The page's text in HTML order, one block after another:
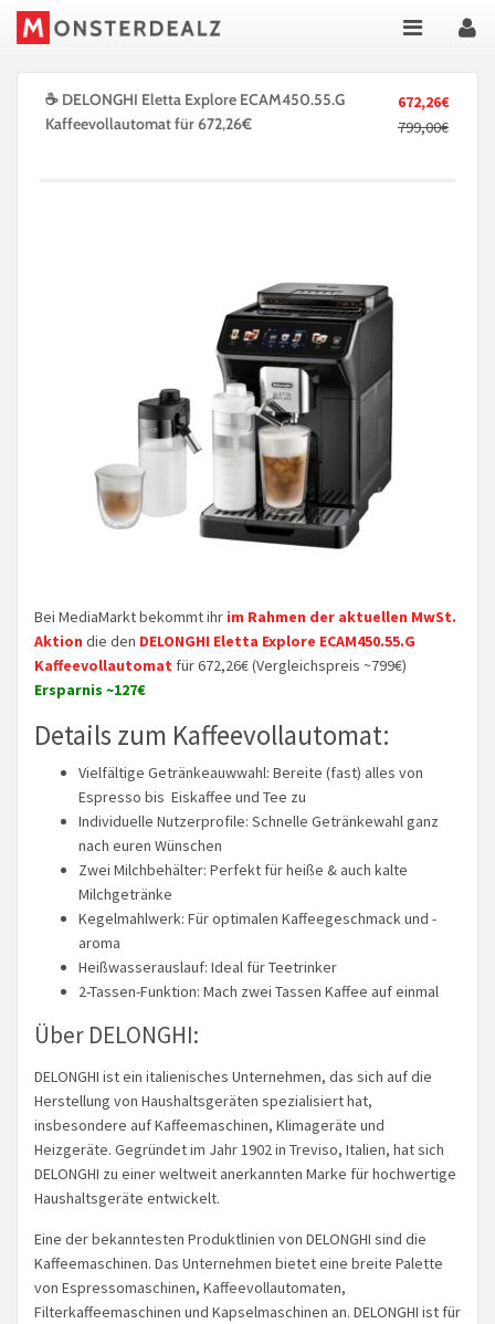
672,26€
799,00€
☕ DELONGHI Eletta Explore ECAM450.55.G
Kaffeevollautomat für 672,26€
Bei MediaMarkt bekommt ihr im Rahmen der aktuellen MwSt.
Aktion die den DELONGHI Eletta Explore ECAM450.55.G
Kaffeevollautomat für 672,26€ (Vergleichspreis ~799€)
Ersparnis ~127€
Details zum Kaffeevollautomat:
Vielfältige Getränkeauwwahl: Bereite (fast) alles von
Espresso bis Eiskaffee und Tee zu
Individuelle Nutzerprofile: Schnelle Getränkewahl ganz
nach euren Wünschen
Zwei Milchbehälter: Perfekt für heiße & auch kalte
Milchgetränke
Kegelmahlwerk: Für optimalen Kaffeegeschmack und -
aroma
Heißwasserauslauf: Ideal für Teetrinker
2-Tassen-Funktion: Mach zwei Tassen Kaffee auf einmal
Über DELONGHI:
DELONGHI ist ein italienisches Unternehmen, das sich auf die
Herstellung von Haushaltsgeräten spezialisiert hat,
insbesondere auf Kaffeemaschinen, Klimageräte und
Heizgeräte. Gegründet im Jahr 1902 in Treviso, Italien, hat sich
DELONGHI zu einer weltweit anerkannten Marke für hochwertige
Haushaltsgeräte entwickelt.
Eine der bekanntesten Produktlinien von DELONGHI sind die
Kaffeemaschinen. Das Unternehmen bietet eine breite Palette
von Espressomaschinen, Kaffeevollautomaten,
Filterkaffeemaschinen und Kapselmaschinen an. DELONGHI ist für